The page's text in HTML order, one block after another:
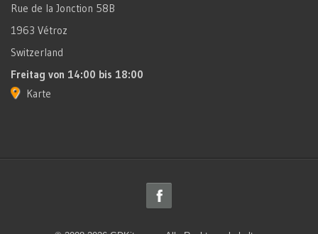
Rue de la Jonction 58B
1963 Vétroz
Switzerland
Freitag von 14:00 bis 18:00
Karte